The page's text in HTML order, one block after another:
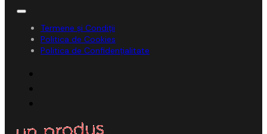
Termene și Condiții
Politica de Cookies
Politica de Confidențialitate